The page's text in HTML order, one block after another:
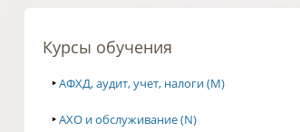
Курсы обучения
‣АФХД, аудит, учет, налоги (M)
‣АХО и обслуживание (N)